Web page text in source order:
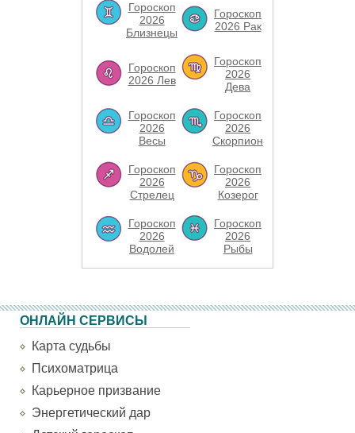
Гороскоп
2026
Близнецы
Гороскоп
2026 Рак
Гороскоп
2026 Лев
Гороскоп
2026
Дева
Гороскоп
2026
Весы
Гороскоп
2026
Скорпион
Гороскоп
2026
Стрелец
Гороскоп
2026
Козерог
Гороскоп
2026
Водолей
Гороскоп
2026
Рыбы
ОНЛАЙН СЕРВИСЫ
Карта судьбы
Психоматрица
Карьерное призвание
Энергетический дар